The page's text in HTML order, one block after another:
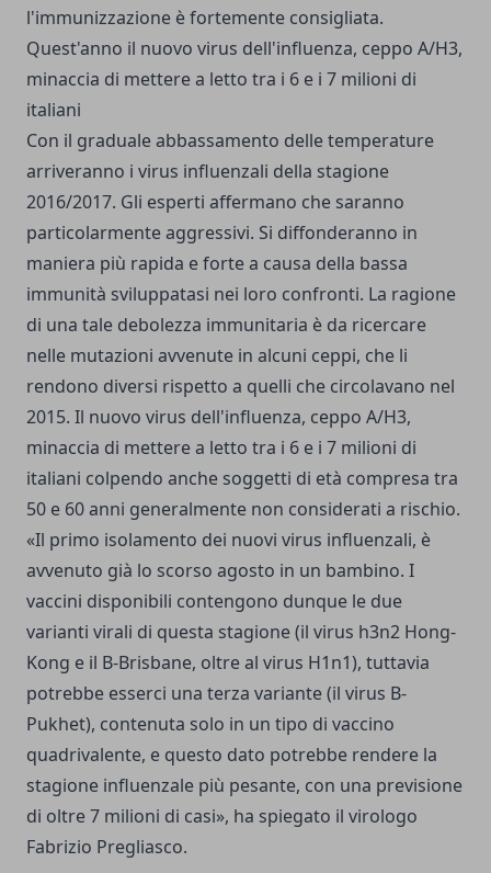
l'immunizzazione è fortemente consigliata.
Quest'anno il nuovo virus dell'influenza, ceppo A/H3,
minaccia di mettere a letto tra i 6 e i 7 milioni di
italiani
Con il graduale abbassamento delle temperature
arriveranno i virus influenzali della stagione
2016/2017. Gli esperti affermano che saranno
particolarmente aggressivi. Si diffonderanno in
maniera più rapida e forte a causa della bassa
immunità sviluppatasi nei loro confronti. La ragione
di una tale debolezza immunitaria è da ricercare
nelle mutazioni avvenute in alcuni ceppi, che li
rendono diversi rispetto a quelli che circolavano nel
2015. Il nuovo virus dell'influenza, ceppo A/H3,
minaccia di mettere a letto tra i 6 e i 7 milioni di
italiani colpendo anche soggetti di età compresa tra
50 e 60 anni generalmente non considerati a rischio.
«Il primo isolamento dei nuovi virus influenzali, è
avvenuto già lo scorso agosto in un bambino. I
vaccini disponibili contengono dunque le due
varianti virali di questa stagione (il virus h3n2 Hong-
Kong e il B-Brisbane, oltre al virus H1n1), tuttavia
potrebbe esserci una terza variante (il virus B-
Pukhet), contenuta solo in un tipo di vaccino
quadrivalente, e questo dato potrebbe rendere la
stagione influenzale più pesante, con una previsione
di oltre 7 milioni di casi», ha spiegato il virologo
Fabrizio Pregliasco.